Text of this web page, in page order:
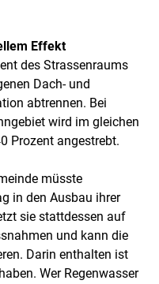
Effekt
des Strassenraums
Dach- und
abtrennen. Bei
wird im gleichen
Prozent angestrebt.
müsste
in den Ausbau ihrer
sie stattdessen auf
und kann die
Darin enthalten ist
Wer Regenwasser